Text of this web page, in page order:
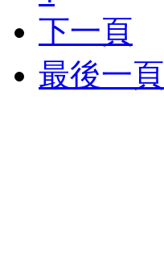
下一頁
最後一頁